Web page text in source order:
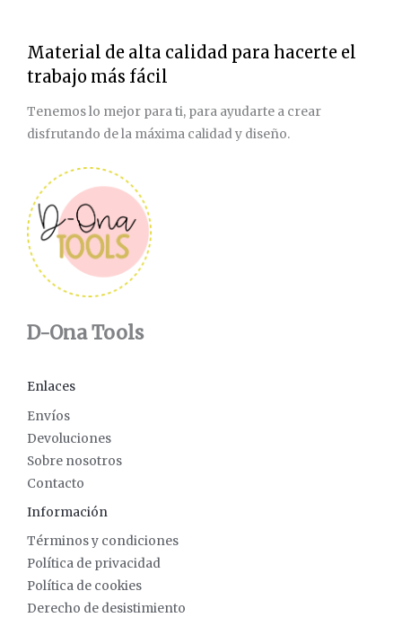
Material de alta calidad para hacerte el
trabajo más fácil
Tenemos lo mejor para ti, para ayudarte a crear
disfrutando de la máxima calidad y diseño.
D-Ona Tools
Enlaces
Envíos
Devoluciones
Sobre nosotros
Contacto
Información
Términos y condiciones
Política de privacidad
Política de cookies
Derecho de desistimiento